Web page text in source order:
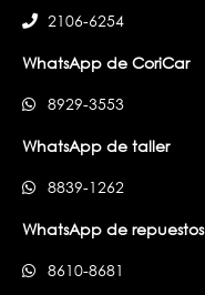
2106-6254
WhatsApp de CoriCar
8929-3553
WhatsApp de taller
8839-1262
WhatsApp de repuestos
8610-8681